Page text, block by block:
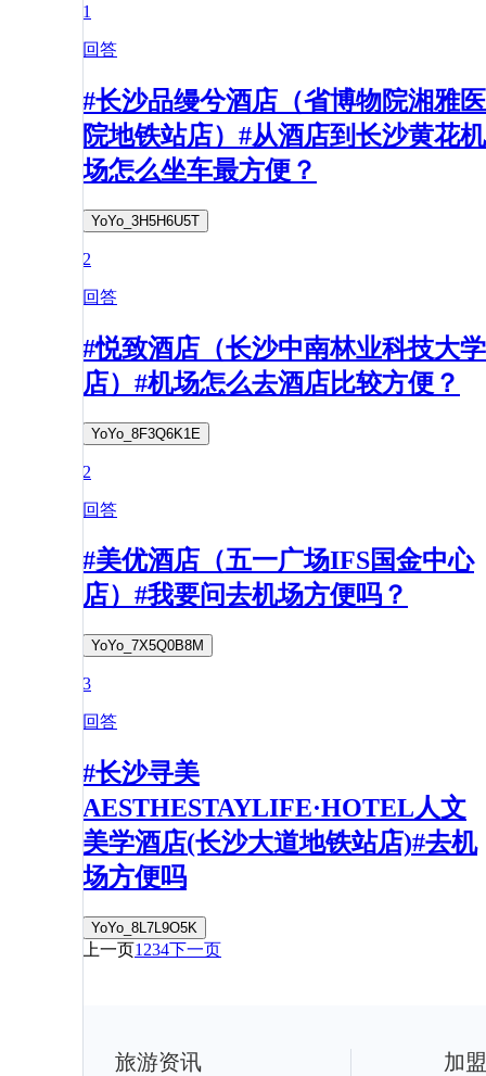
1
回答
#长沙品缦兮酒店（省博物院湘雅医
院地铁站店）#从酒店到长沙黄花机
场怎么坐车最方便？
YoYo_3H5H6U5T
2
回答
#悦致酒店（长沙中南林业科技大学
店）#机场怎么去酒店比较方便？
YoYo_8F3Q6K1E
2
回答
#美优酒店（五一广场IFS国金中心
店）#我要问去机场方便吗？
YoYo_7X5Q0B8M
3
回答
#长沙寻美
AESTHESTAYLIFE·HOTEL人文
美学酒店(长沙大道地铁站店)#去机
场方便吗
YoYo_8L7L9O5K
上一页1 234下一页
旅游资讯 加